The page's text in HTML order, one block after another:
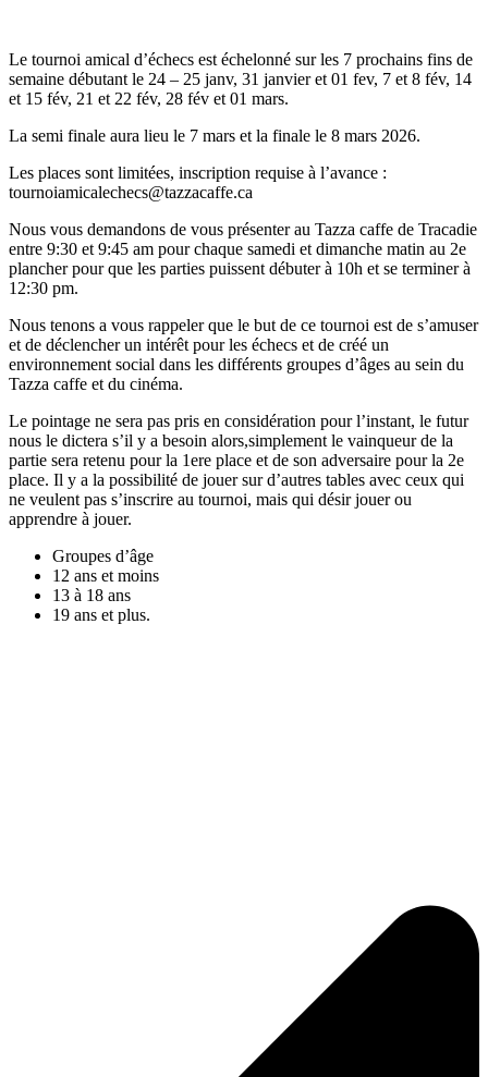
Le tournoi amical d’échecs est échelonné sur les 7 prochains fins de
semaine débutant le 24 – 25 janv, 31 janvier et 01 fev, 7 et 8 fév, 14
et 15 fév, 21 et 22 fév, 28 fév et 01 mars.
La semi finale aura lieu le 7 mars et la finale le 8 mars 2026.
Les places sont limitées, inscription requise à l’avance :
tournoiamicalechecs@tazzacaffe.ca
Nous vous demandons de vous présenter au Tazza caffe de Tracadie
entre 9:30 et 9:45 am pour chaque samedi et dimanche matin au 2e
plancher pour que les parties puissent débuter à 10h et se terminer à
12:30 pm.
Nous tenons a vous rappeler que le but de ce tournoi est de s’amuser
et de déclencher un intérêt pour les échecs et de créé un
environnement social dans les différents groupes d’âges au sein du
Tazza caffe et du cinéma.
Le pointage ne sera pas pris en considération pour l’instant, le futur
nous le dictera s’il y a besoin alors,simplement le vainqueur de la
partie sera retenu pour la 1ere place et de son adversaire pour la 2e
place. Il y a la possibilité de jouer sur d’autres tables avec ceux qui
ne veulent pas s’inscrire au tournoi, mais qui désir jouer ou
apprendre à jouer.
Groupes d’âge
12 ans et moins
13 à 18 ans
19 ans et plus.